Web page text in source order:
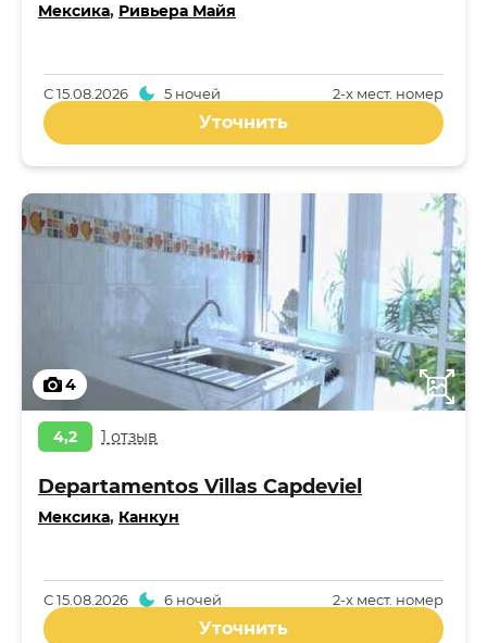
Мексика, Ривьера Майя
2-x мест. номер
С15.08.2026 5 ночей
Уточнить
4
4,2 1 отзыв
Departamentos Villas Capdeviel
Мексика, Канкун
2-x мест. номер
С15.08.2026 6 ночей
Уточнить